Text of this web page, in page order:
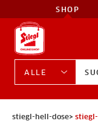
SHOP
stiegl-hell-dose>